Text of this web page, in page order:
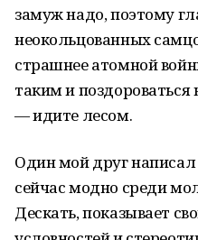
замуж надо, поэтому
неокольцованных
страшнее атомной
таким и поздороваться
— идите лесом.
Один мой друг написал
сейчас модно среди
Дескать, показывает